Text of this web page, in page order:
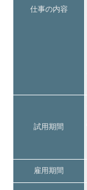
仕事の内容
試用期間
雇用期間